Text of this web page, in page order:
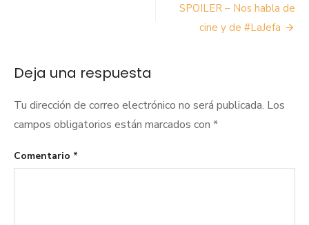
SPOILER – Nos habla de
cine y de #LaJefa
Deja una respuesta
Tu dirección de correo electrónico no será publicada. Los
campos obligatorios están marcados con *
Comentario *